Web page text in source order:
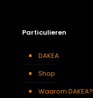
Particulieren
DAKEA
Shop
Waarom DAKEA?